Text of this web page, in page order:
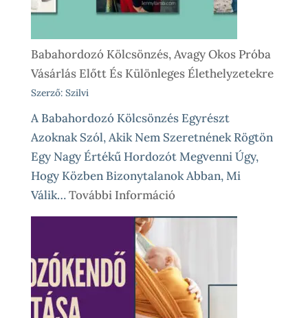
Babahordozó Kölcsönzés, Avagy Okos Próba
Vásárlás Előtt És Különleges Élethelyzetekre
Szerző: Szilvi
A Babahordozó Kölcsönzés Egyrészt
Azoknak Szól, Akik Nem Szeretnének Rögtön
Egy Nagy Értékű Hordozót Megvenni Úgy,
Hogy Közben Bizonytalanok Abban, Mi
Válik…További Információ:
Babahordozó
Avagy
Okos
Próba
Vásárlás